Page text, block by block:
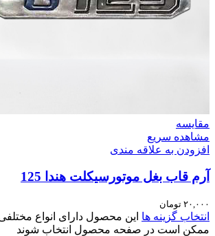
مقایسه
مشاهده سریع
افزودن به علاقه مندی
آرم قاب بغل موتورسیکلت هندا 125
۲۰,۰۰۰ تومان
انتخاب گزینه ها این محصول دارای انواع
ممکن است در صفحه محصول انتخاب شوند